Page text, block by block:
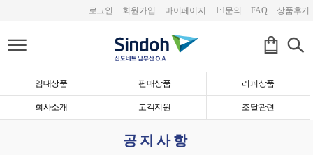
로그인 회원가입 마이페이지 1:1문의 FAQ 상품후기
임대상품 판매상품 리퍼상품
회사소개 고객지원 조달관련
공지사항